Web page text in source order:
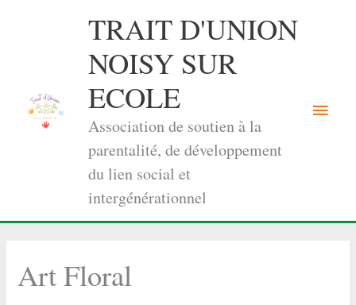
TRAIT D'UNION
NOISY SUR
ECOLE
Association de soutien à la
parentalité, de développement
du lien social et
intergénérationnel
Menu
Art Floral